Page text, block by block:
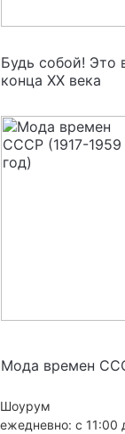
Будь собой! Это
конца XX века
Мода времен
Шоурум
ежедневно: с 11:00